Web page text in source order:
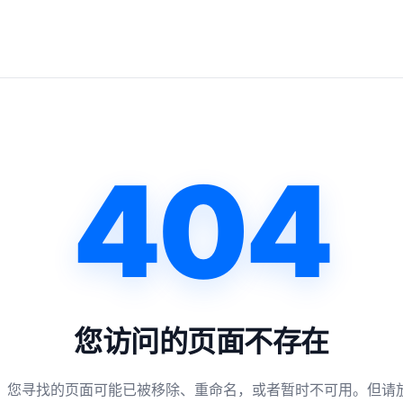
404
您访问的页面不存在
您寻找的页面可能已被移除、重命名，或者暂时不可用。但请